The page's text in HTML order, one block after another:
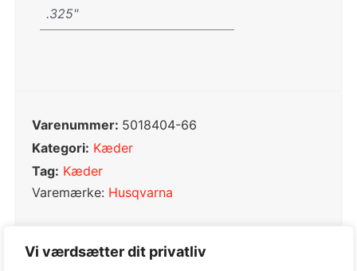
Vi værdsætter dit privatliv
.325"
Varenummer: 5018404-66
Kategori: Kæder
Tag: Kæder
Varemærke: Husqvarna